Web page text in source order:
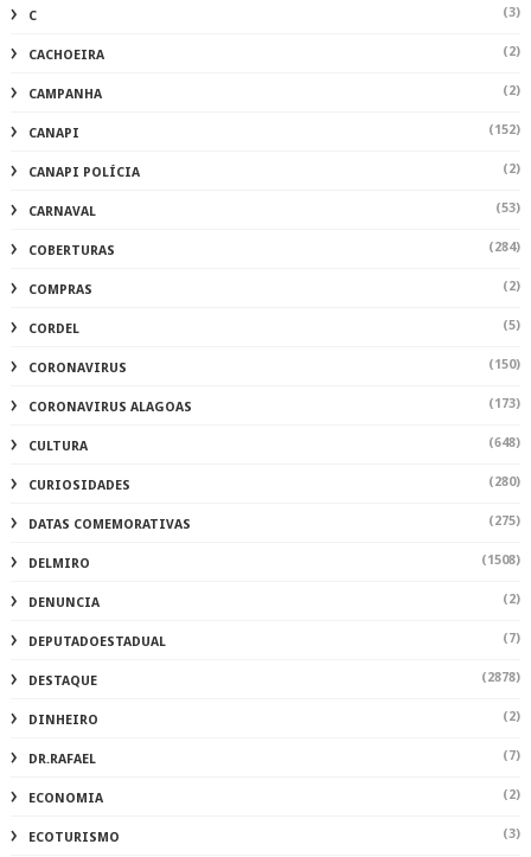
C (3)
CACHOEIRA (2)
CAMPANHA (2)
CANAPI (152)
CANAPI POLÍCIA (2)
CARNAVAL (53)
COBERTURAS (284)
COMPRAS (2)
CORDEL (5)
CORONAVIRUS (150)
CORONAVIRUS ALAGOAS (173)
CULTURA (648)
CURIOSIDADES (280)
DATAS COMEMORATIVAS (275)
DELMIRO (1508)
DENUNCIA (2)
DEPUTADOESTADUAL (7)
DESTAQUE (2878)
DINHEIRO (2)
DR.RAFAEL (7)
ECONOMIA (2)
ECOTURISMO (3)